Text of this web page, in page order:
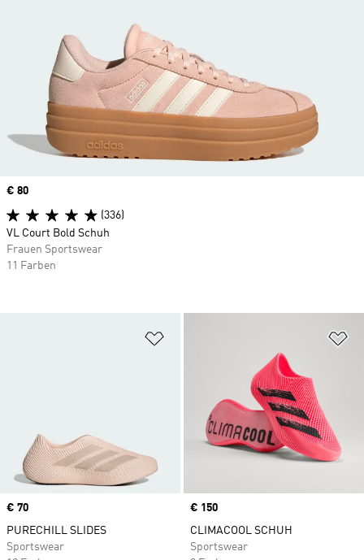
Zur Wunschliste hinzufügen
Price
€ 70
PURECHILL SLIDES
Sportswear
Price
€ 150
CLIMACOOL SCHUH
Sportswear
Price
€ 80
(336)
VL Court Bold Schuh
Frauen Sportswear
11 Farben